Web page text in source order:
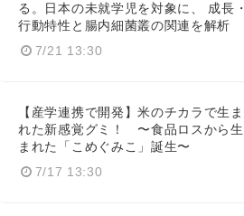
る。日本の未就学児を対象に、 成長・
行動特性と腸内細菌叢の関連を解析
7/21 13:30
【産学連携で開発】米のチカラで生ま
れた新感覚グミ！ 〜食品ロスから生
まれた「こめぐみこ」誕生〜
7/17 13:30